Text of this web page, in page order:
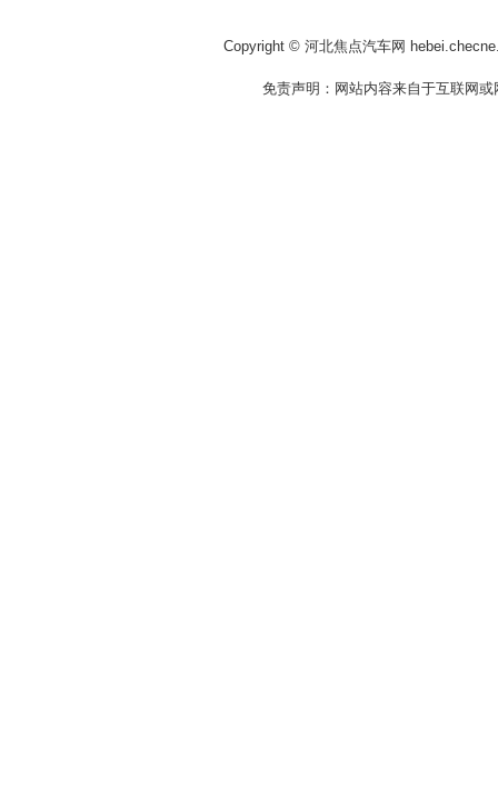
Copyright © 河北焦点汽车网
免责声明：网站内容来自于互联网